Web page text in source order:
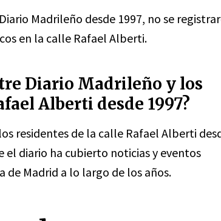
Madrileño desde 1997, no se
en la calle Rafael Alberti.
Diario Madrileño y los
Alberti desde 1997?
residentes de la calle Rafael Alberti
el diario ha cubierto noticias y eventos
de Madrid a lo largo de los años.